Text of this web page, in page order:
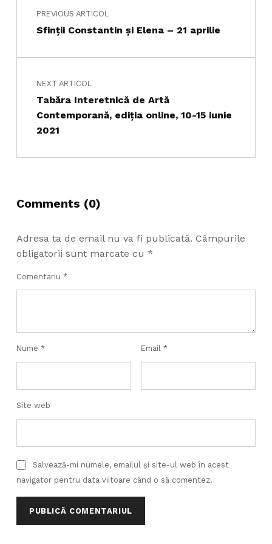
PREVIOUS ARTICOL
Sfinţii Constantin şi Elena – 21 aprilie
NEXT ARTICOL
Tabăra Interetnică de Artă
Contemporană, ediția online, 10-15 iunie
2021
Comments (0)
Adresa ta de email nu va fi publicată. Câmpurile
obligatorii sunt marcate cu *
Comentariu *
Nume * Email *
Site web
Salvează-mi numele, emailul și site-ul web în acest
navigator pentru data viitoare când o să comentez.